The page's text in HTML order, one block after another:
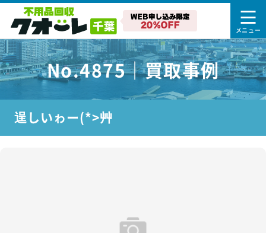
No.4875｜買取事例
逞しいゎー(*>艸